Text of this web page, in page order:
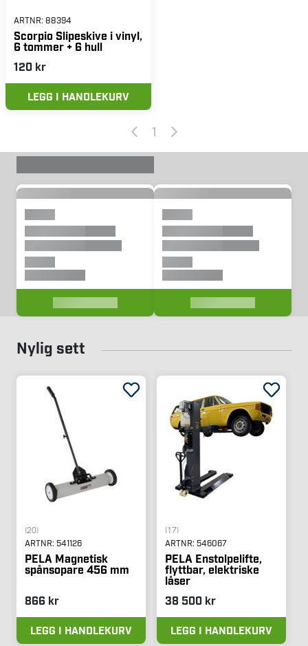
ARTNR: 88394
Scorpio Slipeskive i vinyl,
6 tommer + 6 hull
120 kr
LEGG I HANDLEKURV
1
Nylig sett
(20)
ARTNR: 541126
PELA Magnetisk
spånsopare 456 mm
866 kr
LEGG I HANDLEKURV
(17)
ARTNR: 546067
PELA Enstolpelifte,
flyttbar, elektriske
låser
38 500 kr
LEGG I HANDLEKURV